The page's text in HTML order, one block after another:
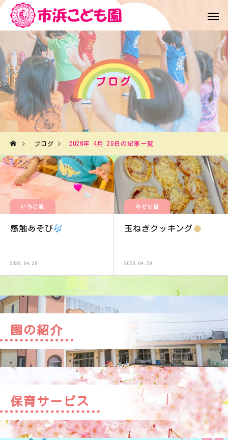
ブログ
ブログ 2026年 4月 29日の記事一覧
いちご組
感触あそび
2026.04.29
みどり組
玉ねぎクッキング
2026.04.29
園の紹介
保育サービス